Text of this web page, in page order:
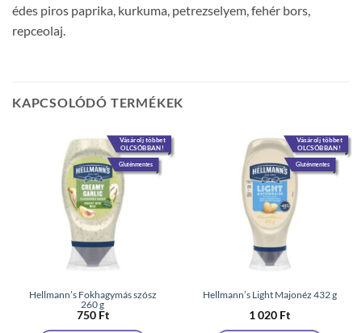
édes piros paprika, kurkuma, petrezselyem, fehér bors,
repceolaj.
KAPCSOLÓDÓ TERMÉKEK
Vásárolj többet
OLCSÓBBAN!
Gluténmentes
Hellmann’s Fokhagymás szósz
260 g
750 Ft
Vásárolj többet
OLCSÓBBAN!
Gluténmentes
Hellmann’s Light Majonéz 432 g
1 020 Ft